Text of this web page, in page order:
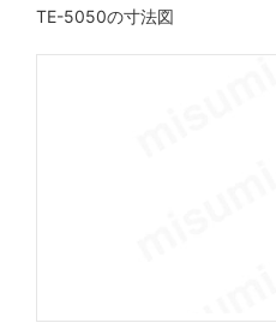
TE-5050の寸法図